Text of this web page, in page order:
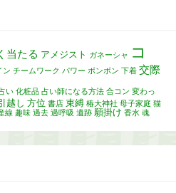
当たる アメジスト ガネーシャ
コ
ン チームワーク パワー ボンボン 下着 交際
い 化粧品 占い師になる方法 合コン 変わっ
越し 方位 書店 束縛 椿大神社 母子家庭 猫
線 趣味 過去 過呼吸 遺跡 願掛け 香水 魂